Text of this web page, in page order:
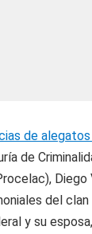
de
de
Diego
del clan
y su esposa,